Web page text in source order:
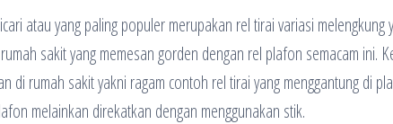
atau yang paling populer merupakan rel tirai variasi
sakit yang memesan gorden dengan rel plafon semacam ini.
di rumah sakit yakni ragam contoh rel tirai yang menggantung di
melainkan direkatkan dengan menggunakan stik.